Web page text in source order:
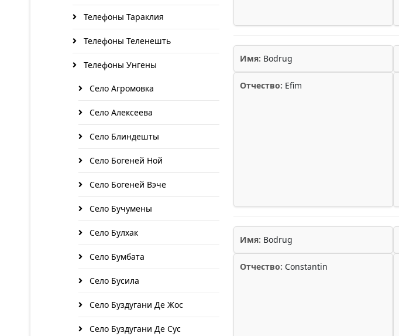
Телефоны Тараклия
Телефоны Теленешть
Телефоны Унгены
Село Агромовка
Село Алексеева
Село Блиндешты
Село Богеней Ной
Село Богеней Вэче
Село Бучумены
Село Булхак
Село Бумбата
Село Бусила
Село Буздугани Де Жос
Село Буздугани Де Сус
Имя: Bodrug
Отчество: Efim
Имя: Bodrug
Отчество: Constantin